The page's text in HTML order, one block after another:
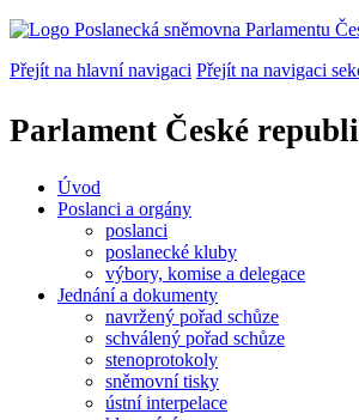
Přejít na hlavní navigaci Přejít na navigaci
Parlament České
Úvod
Poslanci a orgány
poslanci
poslanecké kluby
výbory, komise a delegace
Jednání a dokumenty
navržený pořad schůze
schválený pořad schůze
stenoprotokoly
sněmovní tisky
ústní interpelace